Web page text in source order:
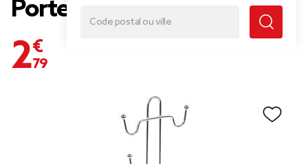
Porte tasses gris en métal
2,79 €